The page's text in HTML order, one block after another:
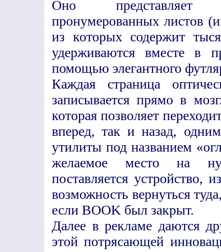
Оно представляет
пронумерованных листов
из которых содержит
удерживаются вместе в
помощью элегантного
Каждая страница
записывается прямо в
которая позволяет
вперед, так и назад,
утилиты под названием
желаемое место на
поставляется устройство,
возможность вернуться
если BOOK был закрыт.
Далее в рекламе даются
этой потрясающей